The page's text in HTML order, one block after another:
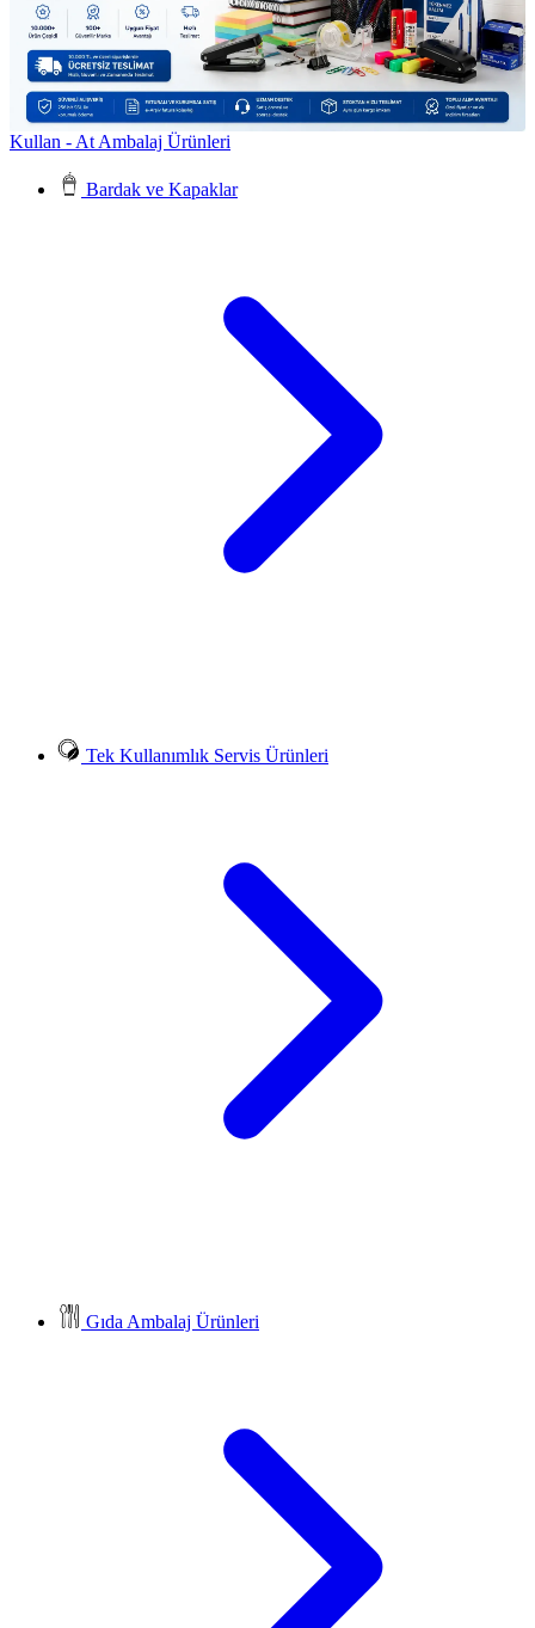
Kullan - At Ambalaj Ürünleri
Bardak ve Kapaklar
Tek Kullanımlık Servis Ürünleri
Gıda Ambalaj Ürünleri